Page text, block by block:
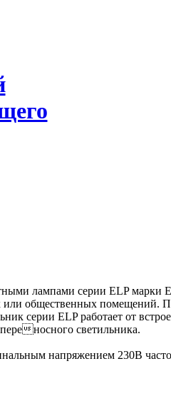
лампами серии ELP марки
общественных помещений.
серии ELP работает от
носного светильника.
напряжением 230В